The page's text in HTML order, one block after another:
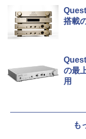
搭載
の最
用
も